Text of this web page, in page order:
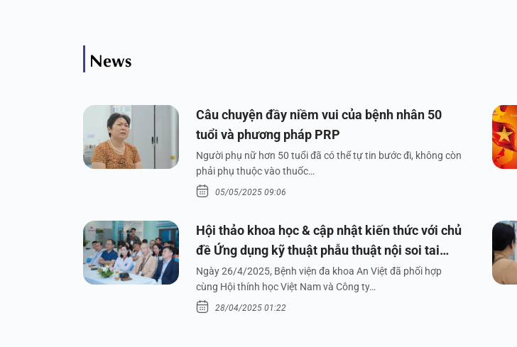
News
Câu chuyện đầy niềm vui của bệnh nhân 50
tuổi và phương pháp PRP
Người phụ nữ hơn 50 tuổi đã có thể tự tin bước đi, không còn
phải phụ thuộc vào thuốc…
05/05/2025 09:06
Hội thảo khoa học & cập nhật kiến thức với chủ
đề Ứng dụng kỹ thuật phẫu thuật nội soi tai
dưới nước
Ngày 26/4/2025, Bệnh viện đa khoa An Việt đã phối hợp
cùng Hội thính học Việt Nam và Công ty…
28/04/2025 01:22